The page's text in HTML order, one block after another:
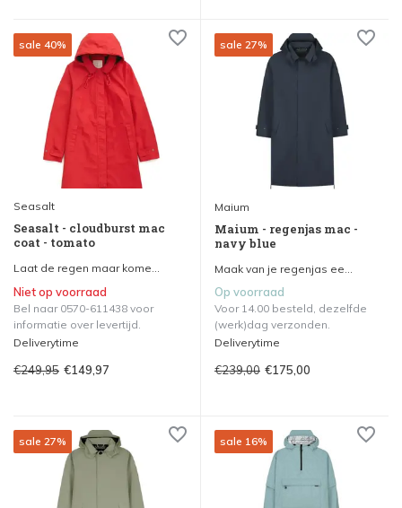
sale 40%
Seasalt
Seasalt - cloudburst mac
coat - tomato
Laat de regen maar kome...
Niet op voorraad
Bel naar 0570-611438 voor
informatie over levertijd.
Deliverytime
€249,95 €149,97
sale 27%
Maium
Maium - regenjas mac -
navy blue
Maak van je regenjas ee...
Op voorraad
Voor 14.00 besteld, dezelfde
(werk)dag verzonden.
Deliverytime
€239,00 €175,00
sale 27% sale 16%